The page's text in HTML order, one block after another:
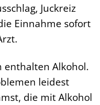
Juckreiz
Einnahme sofort
enthalten Alkohol.
leidest
die mit Alkohol